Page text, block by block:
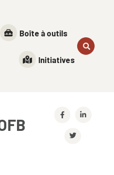
Boîte à outils
Initiatives